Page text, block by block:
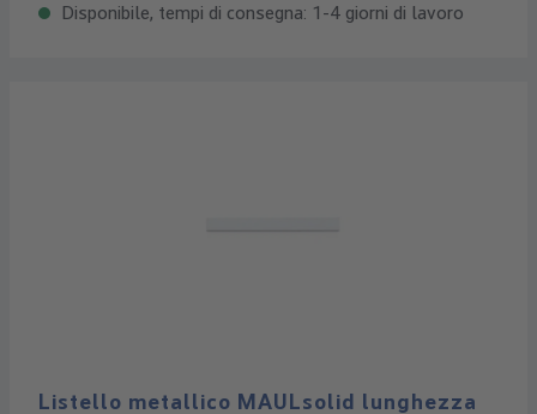
Disponibile, tempi di consegna: 1-4 giorni di lavoro
Listello metallico MAULsolid lunghezza